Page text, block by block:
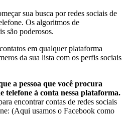
sua busca por redes sociais de
Os algoritmos de
são poderosos.
em qualquer plataforma
da sua lista com os perfis sociais
a pessoa que você procura
telefone à conta nessa plataforma.
encontrar contas de redes sociais
(Aqui usamos o Facebook como